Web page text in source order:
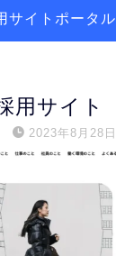
サイトポータル
用サイト
2023年8月28日